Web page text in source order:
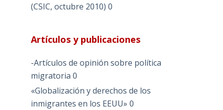
(CSIC, octubre 2010) 0
Artículos y publicaciones
-Artículos de opinión sobre política
migratoria 0
«Globalización y derechos de los
inmigrantes en los EEUU» 0